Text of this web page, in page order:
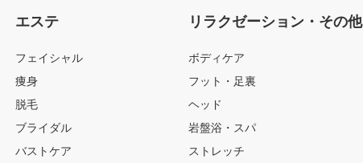
エステ
フェイシャル
痩身
脱毛
ブライダル
バストケア
リラクゼーション・その他
ボディケア
フット・足裏
ヘッド
岩盤浴・スパ
ストレッチ